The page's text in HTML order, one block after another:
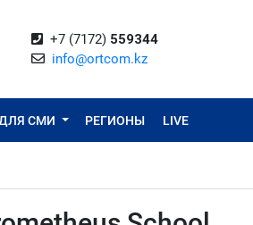
+7 (7172) 559344
info@ortcom.kz
СМИ РЕГИОНЫ LIVE